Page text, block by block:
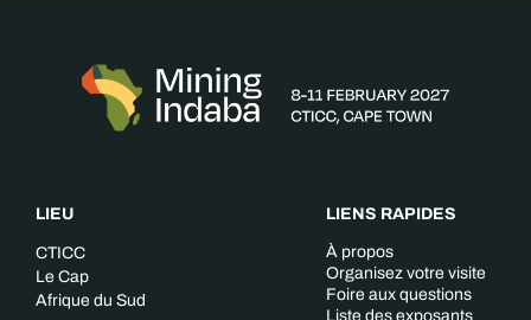
LIEU
CTICC
Le Cap
Afrique du Sud
LIENS RAPIDES
À propos
Organisez votre visite
Foire aux questions